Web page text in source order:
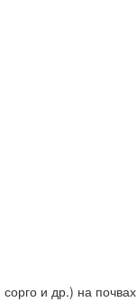
и др.) на почвах